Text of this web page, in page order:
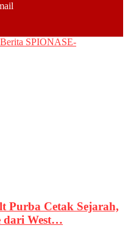
SPIONASE-
Purba Cetak Sejarah,
dari West…